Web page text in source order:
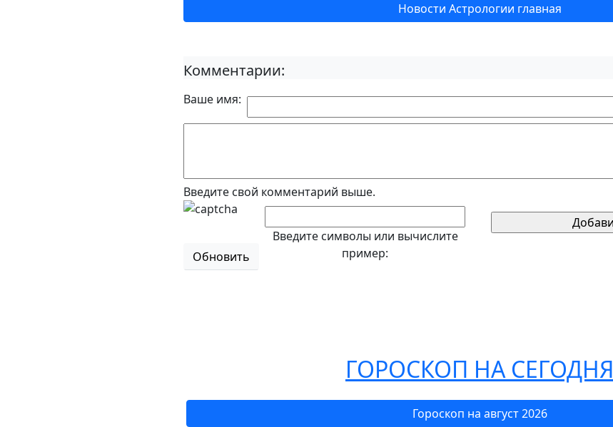
Новости Астрологии главная
Комментарии:
Ваше имя:
Введите свой комментарий выше.
Обновить
Введите символы или вычислите
пример:
ГОРОСКОП НА СЕГОДНЯ
Гороскоп на август 2026